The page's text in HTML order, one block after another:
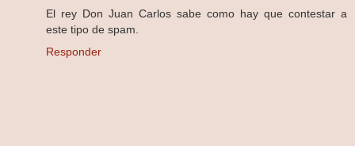
El rey Don Juan Carlos sabe como hay que contestar a
este tipo de spam.
Responder